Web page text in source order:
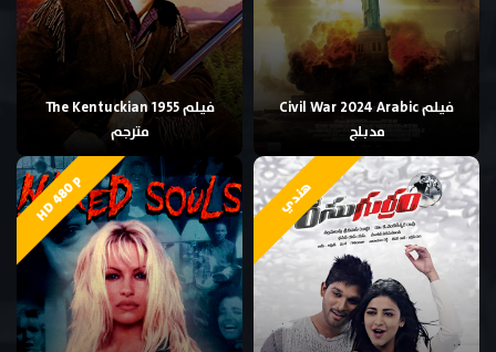
فيلم Civil War 2024 Arabic
مدبلج
فيلم The Kentuckian 1955
مترجم
هندي HD 480p